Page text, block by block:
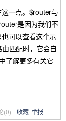
一点。$router与
是因为我们不
可以查看这个示
由匹配时，它会自
了解更多有关它
(0) 收藏 举报